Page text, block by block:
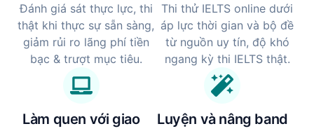
Đánh giá sát thực lực, thi
thật khi thực sự sẵn sàng,
giảm rủi ro lãng phí tiền
bạc & trượt mục tiêu.
Thi thử IELTS online dưới
áp lực thời gian và bộ đề
từ nguồn uy tín, độ khó
ngang kỳ thi IELTS thật.
Làm quen với giao
Luyện và nâng band